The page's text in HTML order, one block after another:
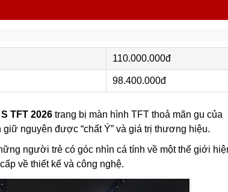
110.000.000đ
98.400.000đ
TFT 2026 trang bị màn hình TFT thoả mãn gu của
nguyên được “chất Ý” và giá trị thương hiệu.
người trẻ có góc nhìn cá tính về một thế giới
về thiết kế và công nghệ.